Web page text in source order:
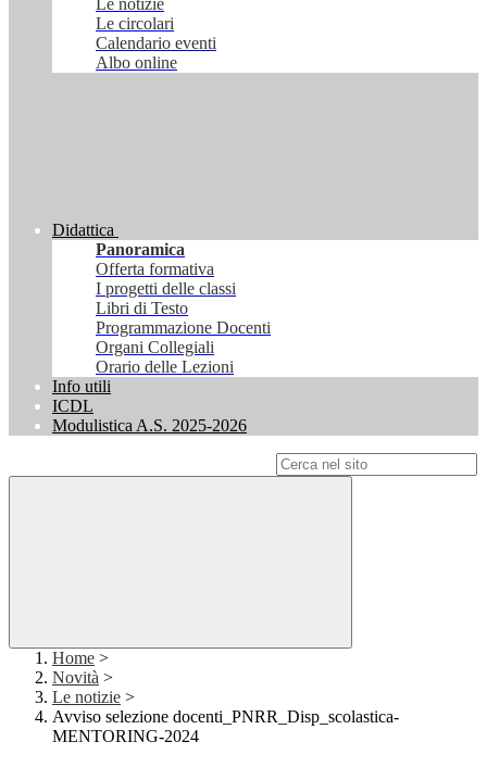
Le notizie
Le circolari
Calendario eventi
Albo online
Didattica
Panoramica
Offerta formativa
I progetti delle classi
Libri di Testo
Programmazione Docenti
Organi Collegiali
Orario delle Lezioni
Info utili
ICDL
Modulistica A.S. 2025-2026
Home >
Novità >
Le notizie >
Avviso selezione docenti_PNRR_Disp_scolastica-
MENTORING-2024